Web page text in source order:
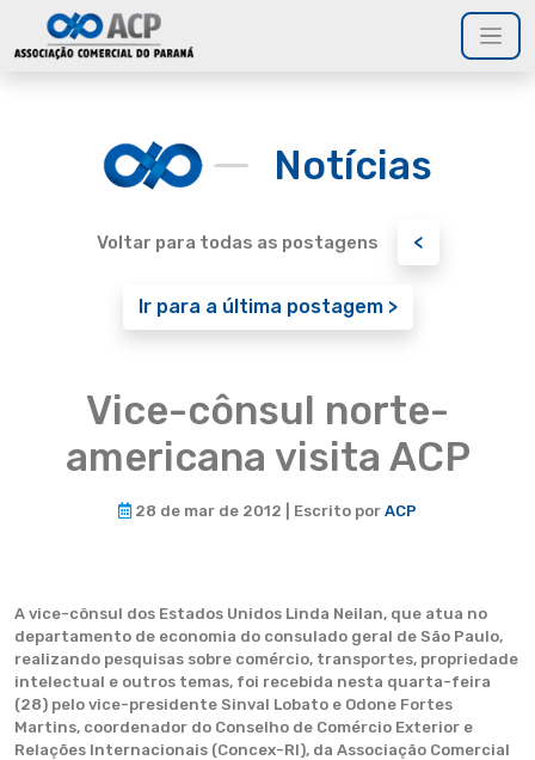
Notícias
Voltar para todas as postagens <
Ir para a última postagem >
Vice-cônsul norte-
americana visita ACP
28 de mar de 2012 | Escrito por ACP
A vice-cônsul dos Estados Unidos Linda Neilan, que atua no
departamento de economia do consulado geral de São Paulo,
realizando pesquisas sobre comércio, transportes, propriedade
intelectual e outros temas, foi recebida nesta quarta-feira
(28) pelo vice-presidente Sinval Lobato e Odone Fortes
Martins, coordenador do Conselho de Comércio Exterior e
Relações Internacionais (Concex-RI), da Associação Comercial